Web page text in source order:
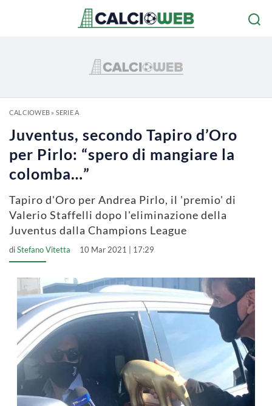
CALCIOWEB» SERIE A
Juventus, secondo Tapiro d’Oro
per Pirlo: “spero di mangiare la
colomba…”
Tapiro d'Oro per Andrea Pirlo, il 'premio' di
Valerio Staffelli dopo l'eliminazione della
Juventus dalla Champions League
diStefano Vitetta 10 Mar 2021 | 17:29